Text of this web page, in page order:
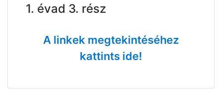
1. évad 3. rész
A linkek megtekintéséhez
kattints ide!